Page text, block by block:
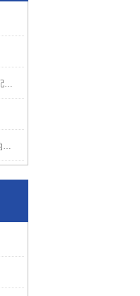
德图testo红外热像仪的核心定位与场景适配属性
在线式辐射报警仪能够准确测量不同类型的辐射